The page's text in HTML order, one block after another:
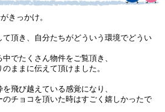
きっかけ。
頂き、自分たちがどういう環境でどうい
でたくさん物件をご覧頂き、
ままに伝えて頂けました。
飛び越えている感覚になり、
チョコを頂いた時はすごく嬉しかったで